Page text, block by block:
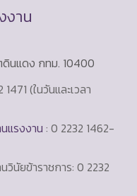
งาน
นแดง กทม. 10400
(ในวันและเวลา
แรงงาน : 0 2232 1462-
นัยข้าราชการ: 0 2232